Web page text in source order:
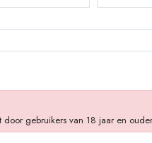
gebruikers van 18 jaar en